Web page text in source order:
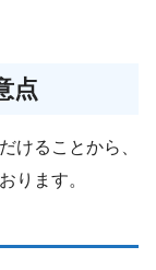
点
けることから、
ります。